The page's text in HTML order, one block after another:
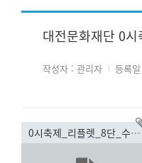
대전문화재단 0
작성자 : 관리자 등록
0시축제_리플렛_8단_수정_250722-5.pdf(2873.97KB)